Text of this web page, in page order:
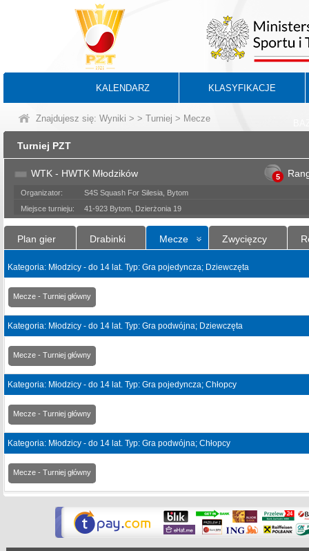
KALENDARZ KLASYFIKACJE
Znajdujesz się: Wyniki > > Turniej > Mecze
Turniej PZT
WTK - HWTK Młodzików 5
Organizator:
S4S Squash For Silesia, Bytom
Miejsce turnieju:
41-923 Bytom, Dzierżonia 19
Plan gier Drabinki Mecze Zwycięzcy
Kategoria: Młodzicy - do 14 lat. Typ: Gra pojedyncza; Dziewczęta
Mecze - Turniej główny
Kategoria: Młodzicy - do 14 lat. Typ: Gra podwójna; Dziewczęta
Mecze - Turniej główny
Kategoria: Młodzicy - do 14 lat. Typ: Gra pojedyncza; Chłopcy
Mecze - Turniej główny
Kategoria: Młodzicy - do 14 lat. Typ: Gra podwójna; Chłopcy
Mecze - Turniej główny